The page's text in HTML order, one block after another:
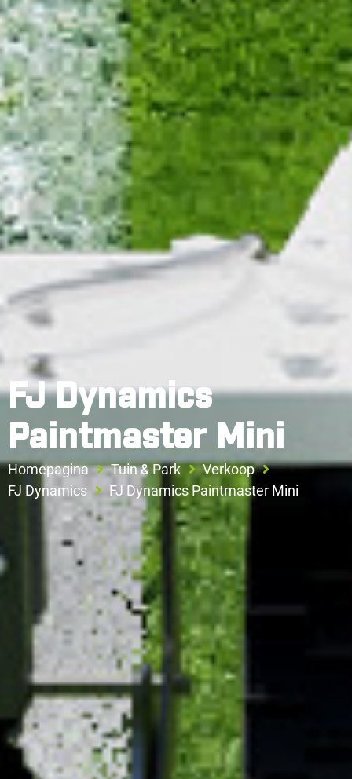
FJ Dynamics
Paintmaster Mini
Homepagina Tuin & Park
Verkoop
FJ Dynamics
FJ Dynamics Paintmaster Mini